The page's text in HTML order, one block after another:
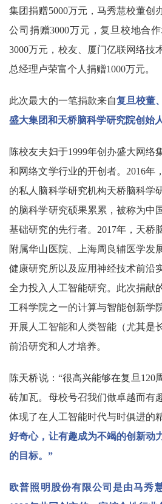
集团捐赠5000万元，马秀慧校董创
公司捐赠3000万元，复旦校地合
3000万元，校友、厦门亿联网络技
总经理卢荣富个人捐赠1000万元。
此次最大的一笔捐款来自复旦校董
盛大集团和天桥脑科学研究院创始
陈校友夫妇于1999年创办盛大网络
和网络文学行业的开创者。2016年
的私人脑科学研究机构天桥脑科学
的脑科学研究硕果累累，被称为中
基础研究的先行者。2017年，天桥
附属华山医院、上海周良辅医学发
健康研究所以及应用神经技术前沿
全力投入人工智能研究。此次捐献
工科学院之一的计算与智能创新学
开展人工智能和人类智能（尤其是
前沿研究和人才培养。
陈天桥说：“很高兴能够在复旦120
砖加瓦。母校号召我们做卓越而有
体现了在人工智能时代与时俱进的
好奇心，让有趣成为不竭的创新动
的目标。”
欧普照明股份有限公司是由马秀